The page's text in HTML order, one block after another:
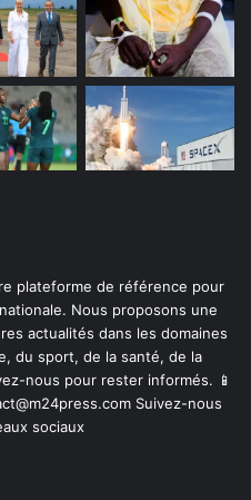
plateforme de référence pour
Nous proposons une
actualités dans les domaines
du sport, de la santé, de la
nous pour rester informés. 📱
Suivez-nous
sociaux